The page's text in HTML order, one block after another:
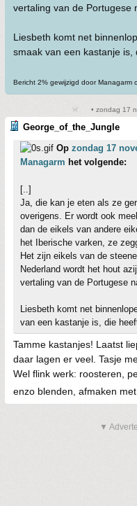
vertaling van de Portugese
Liesbeth komt net
smaak van een kastanje is,
Bericht 2% gewijzigd door Managarm
• zondag 17
George_of_the_Jungle
Op zondag 17
Managarm het volgende:
[..]
Ja, die kan je eten als ze
overigens. Er wordt ook
dan de eikels van andere
het Iberische varken, ze
Het zijn eikels van de
Nederland wordt het hout
vertaling van de Portugese
Liesbeth komt net
van een kastanje is, die
Tamme kastanjes! Laatst
daar lagen er veel. Tasje
Wel flink werk: roosteren,
enzo blenden, afmaken
▼